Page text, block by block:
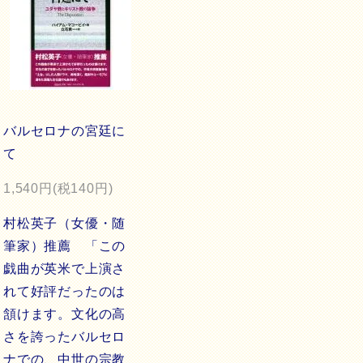
バルセロナの宮廷に
て
1,540円(税140円)
村松英子（女優・随
筆家）推薦 「この
戯曲が英米で上演さ
れて好評だったのは
頷けます。文化の高
さを誇ったバルセロ
ナでの、中世の宗教